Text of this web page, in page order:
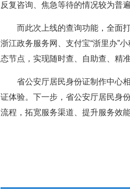
反复咨询、焦急等待的情况较为普
而此次上线的查询功能，全面
浙江政务服务网、支付宝“浙里办”
态节点，实现随时查、自助查、精
省公安厅居民身份证制作中心
证体验。下一步，省公安厅居民身
流程，拓宽服务渠道、提升服务效